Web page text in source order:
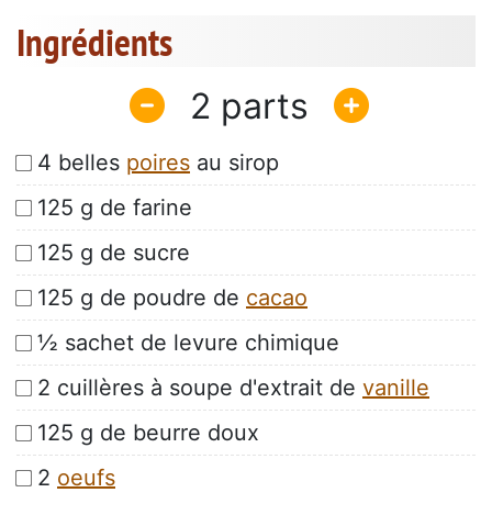
Ingrédients
2
4 belles poires au sirop
125 g de farine
125 g de sucre
125 g de poudre de cacao
½ sachet de levure chimique
2 cuillères à soupe d'extrait de vanille
125 g de beurre doux
2 oeufs